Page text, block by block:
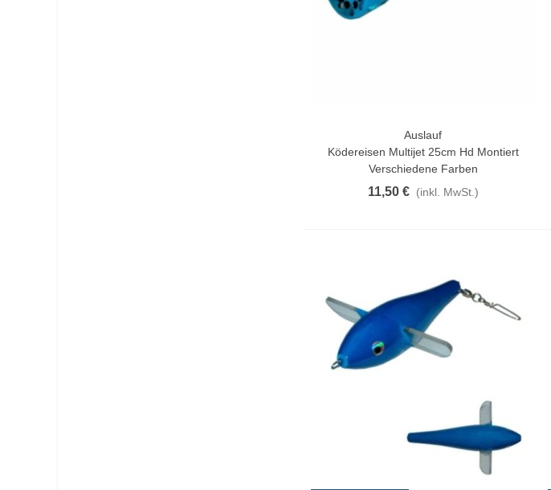
In Den WarenkorbAuslauf
Ködereisen Multijet 25cm Hd Montiert
Verschiedene Farben
11,50 € (inkl. MwSt.)